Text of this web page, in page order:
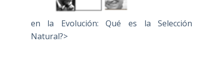
en la Evolución: Qué es la Selección
Natural?>